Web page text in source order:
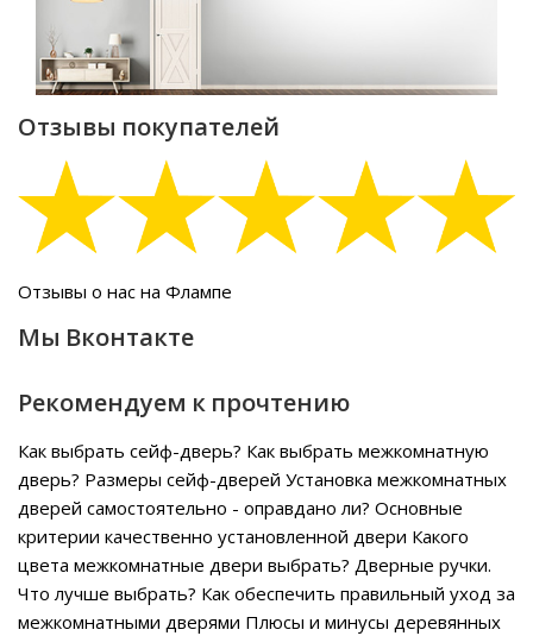
Отзывы покупателей
Отзывы о нас на Флампе
Мы Вконтакте
Рекомендуем к прочтению
Как выбрать сейф-дверь? Как выбрать межкомнатную
дверь? Размеры сейф-дверей Установка межкомнатных
дверей самостоятельно - оправдано ли? Основные
критерии качественно установленной двери Какого
цвета межкомнатные двери выбрать? Дверные ручки.
Что лучше выбрать? Как обеспечить правильный уход за
межкомнатными дверями Плюсы и минусы деревянных